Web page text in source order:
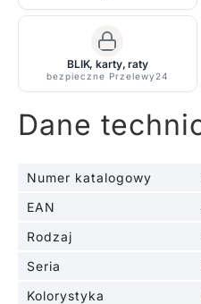
BLIK, karty, raty
bezpieczne Przelewy24
Dane
Numer katalogowy
EAN
Rodzaj
Seria
Kolorystyka